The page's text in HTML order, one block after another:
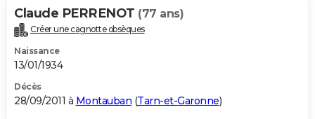
Claude PERRENOT (77 ans)
Créer une cagnotte obsèques
Naissance
13/01/1934
Décès
28/09/2011 à Montauban (Tarn-et-Garonne)